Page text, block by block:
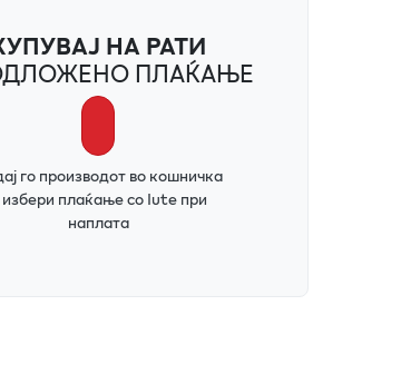
НА РАТИ
ПЛАЌАЊЕ
го производот во кошничка
избери плаќање со Iute при
наплата